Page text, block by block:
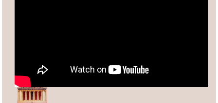
asxetos.gr